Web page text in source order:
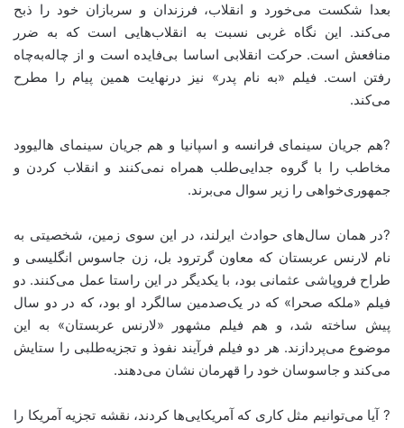
بعدا شکست می‌خورد و انقلاب، فرزندان و سربازان خود را ذبح
می‌کند. این نگاه غربی نسبت به انقلاب‌هایی است که به ضرر
منافعش است. حرکت انقلابی اساسا بی‌فایده است و از چاله‌به‌چاه
رفتن است. فیلم «به نام پدر» نیز درنهایت همین پیام را مطرح
می‌کند.
?هم جریان سینمای فرانسه و اسپانیا و هم جریان سینمای هالیوود
مخاطب را با گروه جدایی‌طلب همراه نمی‌کنند و انقلاب کردن و
جمهوری‌خواهی را زیر سوال می‌برند.
?در همان سال‌های حوادث ایرلند، در این سوی زمین، شخصیتی به
نام لارنس عربستان که معاون گرترود بل، زن جاسوس انگلیسی و
طراح فروپاشی عثمانی بود، با یکدیگر در این راستا عمل می‌کنند. دو
فیلم «ملکه صحرا» که در یک‌صدمین سالگرد او بود، که در دو سال
پیش ساخته شد، و هم فیلم مشهور «لارنس عربستان» به این
موضوع می‌پردازند. هر دو فیلم فرآیند نفوذ و تجزیه‌طلبی را ستایش
می‌کند و جاسوسان خود را قهرمان نشان می‌دهند.
? آیا می‌توانیم مثل کاری که آمریکایی‌ها کردند، نقشه تجزیه آمریکا را